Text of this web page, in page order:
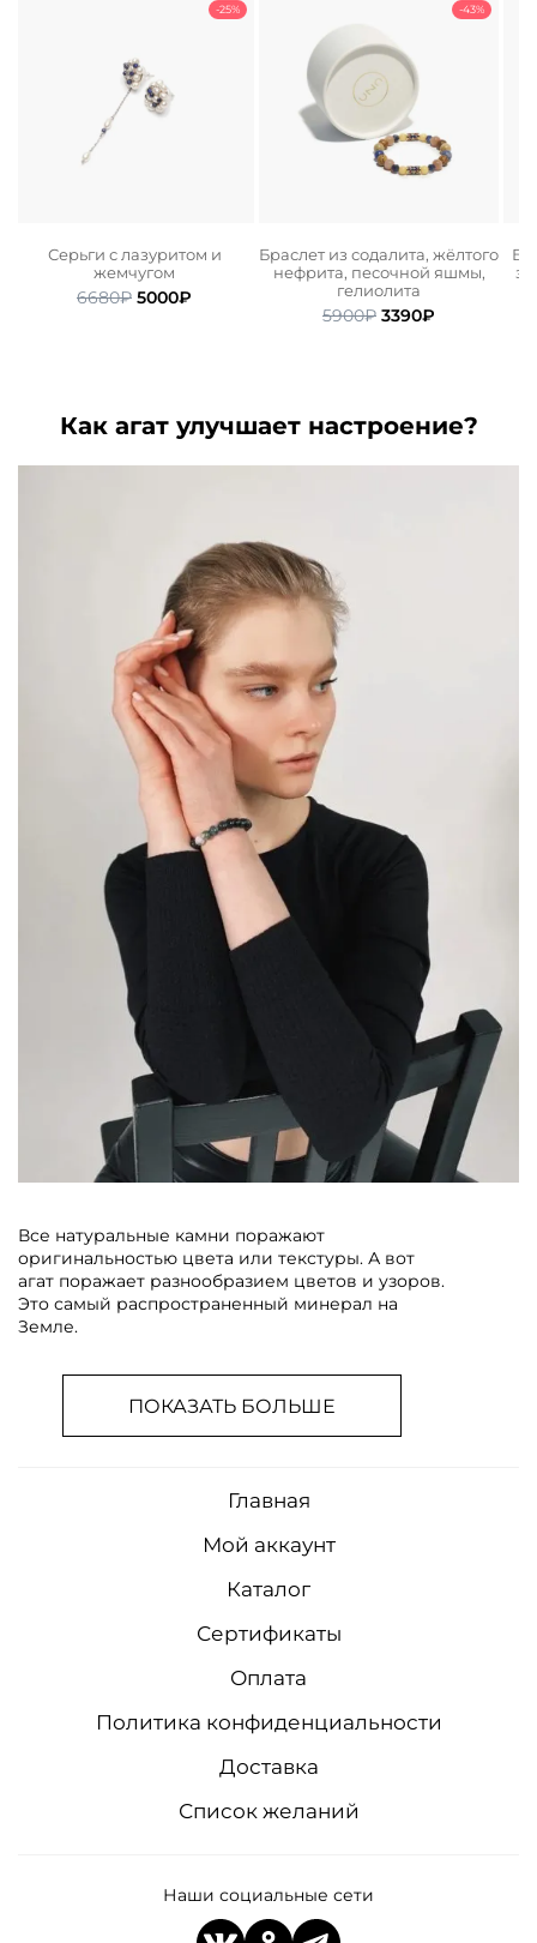
-25%
Серьги с лазуритом и
жемчугом
6680₽ Первоначальная
5000₽
-43%
Браслет из содалита, жёлтого
нефрита, песочной яшмы,
гелиолита
5900₽ Первоначальная
3390₽
Как агат улучшает настроение?
Все натуральные камни поражают
оригинальностью цвета или текстуры. А вот
агат поражает разнообразием цветов и узоров.
Это самый распространенный минерал на
Земле.
ПОКАЗАТЬ БОЛЬШЕ
Главная
Мой аккаунт
Каталог
Сертификаты
Оплата
Политика конфиденциальности
Доставка
Список желаний
Наши социальные сети